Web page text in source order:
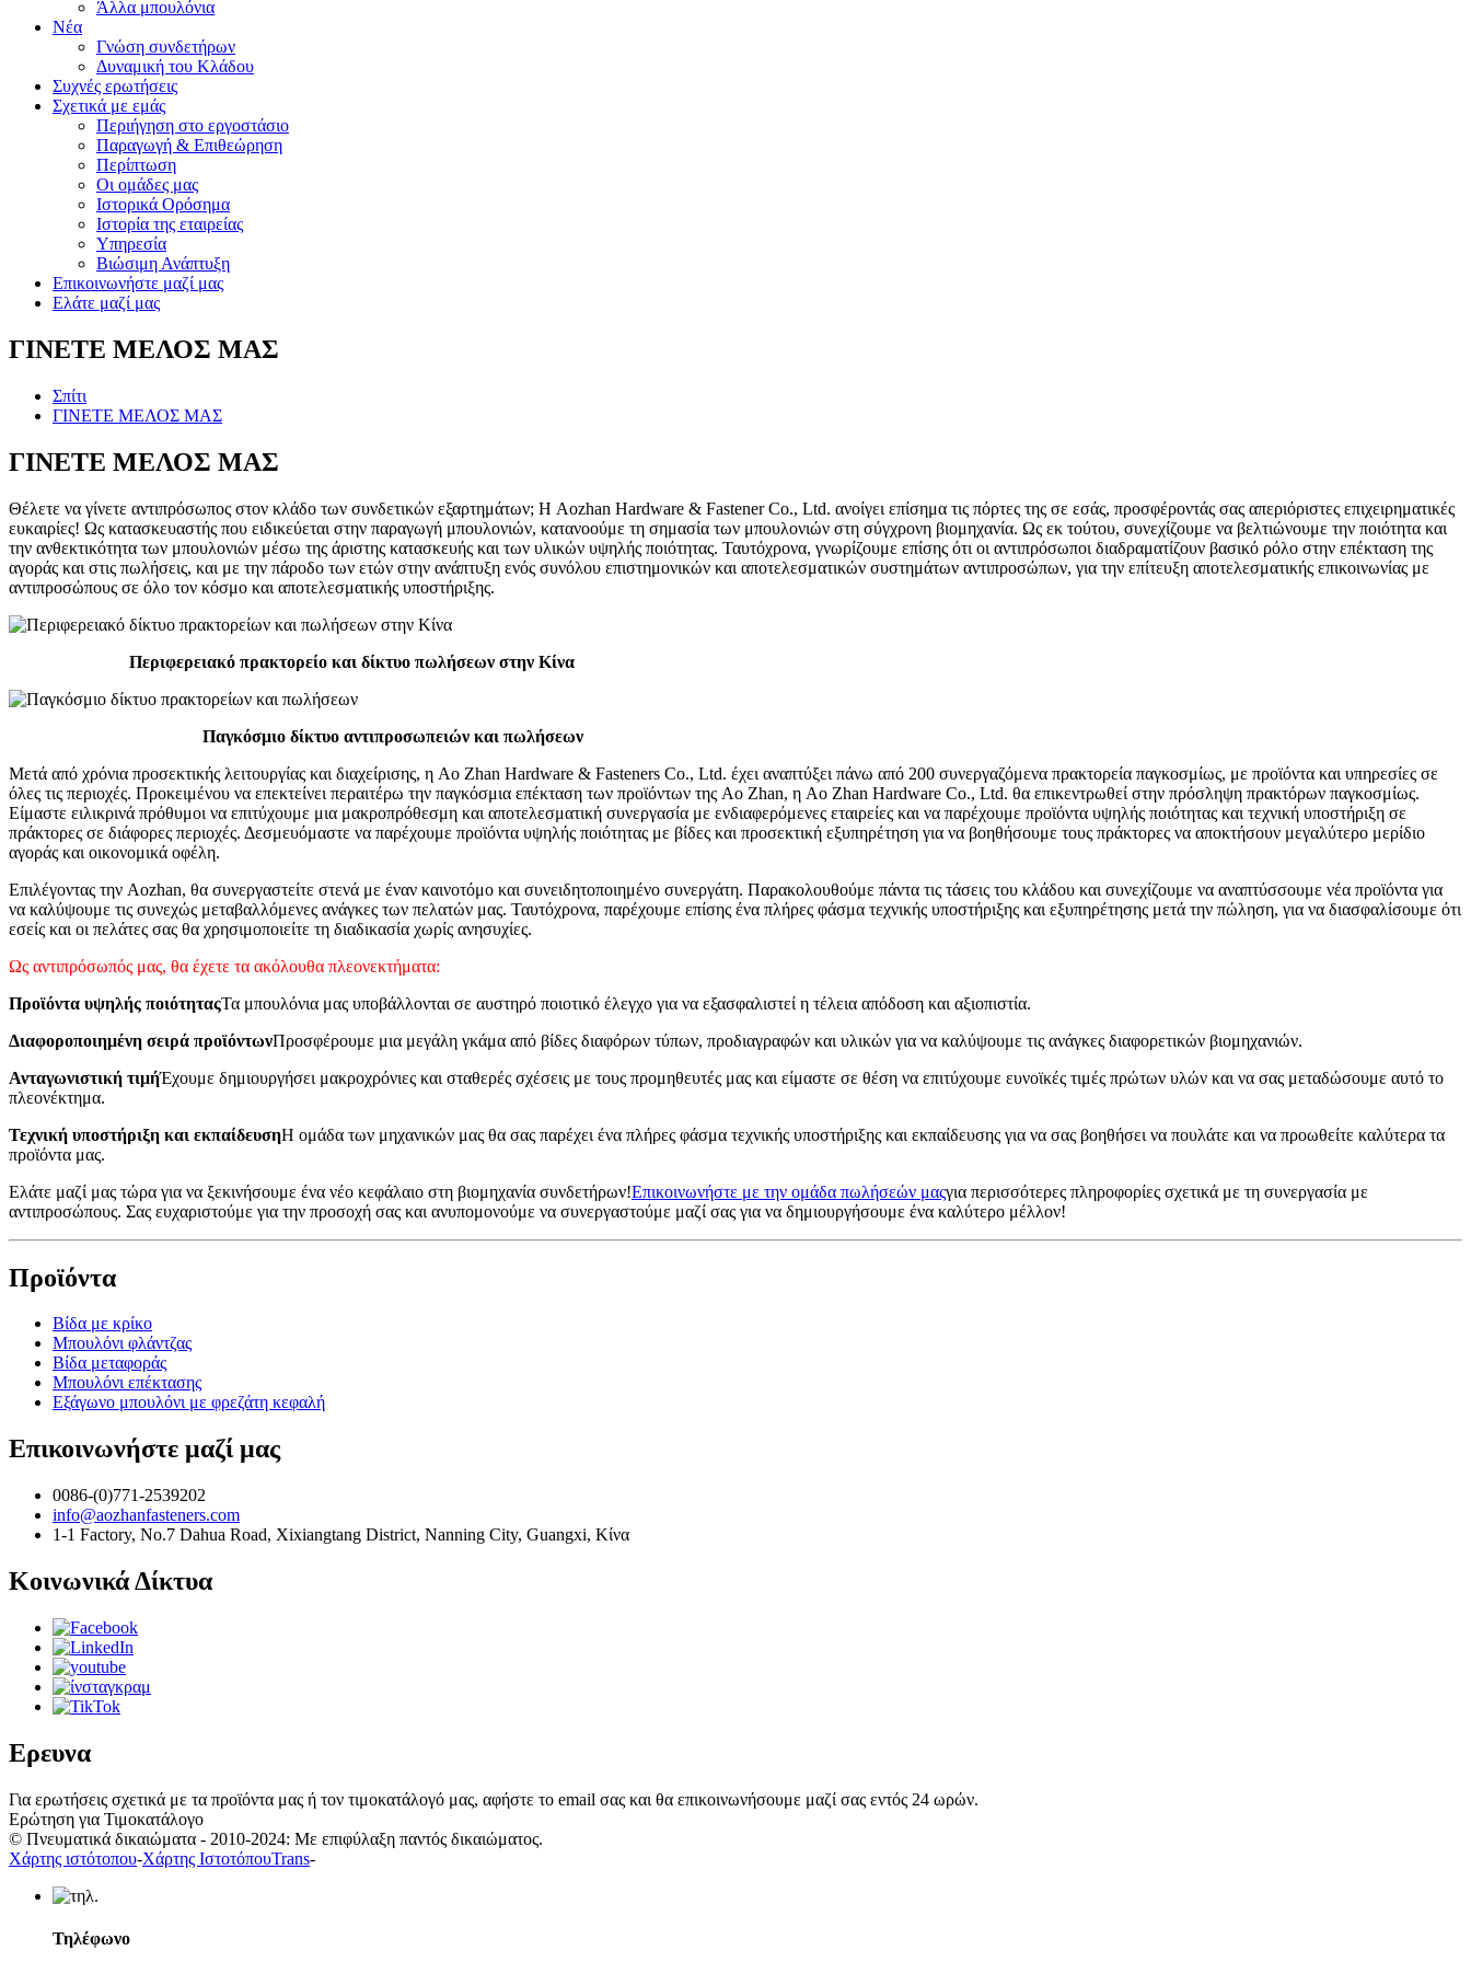
Άλλα μπουλόνια
Νέα
Γνώση συνδετήρων
Δυναμική του Κλάδου
Συχνές ερωτήσεις
Σχετικά με εμάς
Περιήγηση στο εργοστάσιο
Παραγωγή & Επιθεώρηση
Περίπτωση
Οι ομάδες μας
Ιστορικά Ορόσημα
Ιστορία της εταιρείας
Υπηρεσία
Βιώσιμη Ανάπτυξη
Επικοινωνήστε μαζί μας
Ελάτε μαζί μας
ΓΙΝΕΤΕ ΜΕΛΟΣ ΜΑΣ
Σπίτι
ΓΙΝΕΤΕ ΜΕΛΟΣ ΜΑΣ
ΓΙΝΕΤΕ ΜΕΛΟΣ ΜΑΣ
Θέλετε να γίνετε αντιπρόσωπος στον κλάδο των συνδετικών εξαρτημάτων; Η Aozhan Hardware & Fastener Co., Ltd. ανοίγει επίσημα τις πόρτες της σε εσάς, προσφέροντάς σας απεριόριστες επιχειρηματικές
ευκαιρίες! Ως κατασκευαστής που ειδικεύεται στην παραγωγή μπουλονιών, κατανοούμε τη σημασία των μπουλονιών στη σύγχρονη βιομηχανία. Ως εκ τούτου, συνεχίζουμε να βελτιώνουμε την ποιότητα και
την ανθεκτικότητα των μπουλονιών μέσω της άριστης κατασκευής και των υλικών υψηλής ποιότητας. Ταυτόχρονα, γνωρίζουμε επίσης ότι οι αντιπρόσωποι διαδραματίζουν βασικό ρόλο στην επέκταση της
αγοράς και στις πωλήσεις, και με την πάροδο των ετών στην ανάπτυξη ενός συνόλου επιστημονικών και αποτελεσματικών συστημάτων αντιπροσώπων, για την επίτευξη αποτελεσματικής επικοινωνίας με
αντιπροσώπους σε όλο τον κόσμο και αποτελεσματικής υποστήριξης.
Περιφερειακό πρακτορείο και δίκτυο πωλήσεων στην Κίνα
Παγκόσμιο δίκτυο αντιπροσωπειών και πωλήσεων
Μετά από χρόνια προσεκτικής λειτουργίας και διαχείρισης, η Ao Zhan Hardware & Fasteners Co., Ltd. έχει αναπτύξει πάνω από 200 συνεργαζόμενα πρακτορεία παγκοσμίως, με προϊόντα και υπηρεσίες σε
όλες τις περιοχές. Προκειμένου να επεκτείνει περαιτέρω την παγκόσμια επέκταση των προϊόντων της Ao Zhan, η Ao Zhan Hardware Co., Ltd. θα επικεντρωθεί στην πρόσληψη πρακτόρων παγκοσμίως.
Είμαστε ειλικρινά πρόθυμοι να επιτύχουμε μια μακροπρόθεσμη και αποτελεσματική συνεργασία με ενδιαφερόμενες εταιρείες και να παρέχουμε προϊόντα υψηλής ποιότητας και τεχνική υποστήριξη σε
πράκτορες σε διάφορες περιοχές. Δεσμευόμαστε να παρέχουμε προϊόντα υψηλής ποιότητας με βίδες και προσεκτική εξυπηρέτηση για να βοηθήσουμε τους πράκτορες να αποκτήσουν μεγαλύτερο μερίδιο
αγοράς και οικονομικά οφέλη.
Επιλέγοντας την Aozhan, θα συνεργαστείτε στενά με έναν καινοτόμο και συνειδητοποιημένο συνεργάτη. Παρακολουθούμε πάντα τις τάσεις του κλάδου και συνεχίζουμε να αναπτύσσουμε νέα προϊόντα για
να καλύψουμε τις συνεχώς μεταβαλλόμενες ανάγκες των πελατών μας. Ταυτόχρονα, παρέχουμε επίσης ένα πλήρες φάσμα τεχνικής υποστήριξης και εξυπηρέτησης μετά την πώληση, για να διασφαλίσουμε ότι
εσείς και οι πελάτες σας θα χρησιμοποιείτε τη διαδικασία χωρίς ανησυχίες.
Ως αντιπρόσωπός μας, θα έχετε τα ακόλουθα πλεονεκτήματα:
Προϊόντα υψηλής ποιότηταςΤα μπουλόνια μας υποβάλλονται σε αυστηρό ποιοτικό έλεγχο για να εξασφαλιστεί η τέλεια απόδοση και αξιοπιστία.
Διαφοροποιημένη σειρά προϊόντωνΠροσφέρουμε μια μεγάλη γκάμα από βίδες διαφόρων τύπων, προδιαγραφών και υλικών για να καλύψουμε τις ανάγκες διαφορετικών βιομηχανιών.
Ανταγωνιστική τιμήΈχουμε δημιουργήσει μακροχρόνιες και σταθερές σχέσεις με τους προμηθευτές μας και είμαστε σε θέση να επιτύχουμε ευνοϊκές τιμές πρώτων υλών και να σας μεταδώσουμε αυτό το
πλεονέκτημα.
Τεχνική υποστήριξη και εκπαίδευσηΗ ομάδα των μηχανικών μας θα σας παρέχει ένα πλήρες φάσμα τεχνικής υποστήριξης και εκπαίδευσης για να σας βοηθήσει να πουλάτε και να προωθείτε καλύτερα τα
προϊόντα μας.
Ελάτε μαζί μας τώρα για να ξεκινήσουμε ένα νέο κεφάλαιο στη βιομηχανία συνδετήρων!Επικοινωνήστε με την ομάδα πωλήσεών μαςγια περισσότερες πληροφορίες σχετικά με τη συνεργασία με
αντιπροσώπους. Σας ευχαριστούμε για την προσοχή σας και ανυπομονούμε να συνεργαστούμε μαζί σας για να δημιουργήσουμε ένα καλύτερο μέλλον!
Προϊόντα
Βίδα με κρίκο
Μπουλόνι φλάντζας
Βίδα μεταφοράς
Μπουλόνι επέκτασης
Εξάγωνο μπουλόνι με φρεζάτη κεφαλή
Επικοινωνήστε μαζί μας
0086-(0)771-2539202
info@aozhanfasteners.com
1-1 Factory, No.7 Dahua Road, Xixiangtang District, Nanning City, Guangxi, Κίνα
Κοινωνικά Δίκτυα
Ερευνα
Για ερωτήσεις σχετικά με τα προϊόντα μας ή τον τιμοκατάλογό μας, αφήστε το email σας και θα επικοινωνήσουμε μαζί σας εντός 24 ωρών.
Ερώτηση για Τιμοκατάλογο
© Πνευματικά δικαιώματα - 2010-2024: Με επιφύλαξη παντός δικαιώματος.
Χάρτης ιστότοπου-Χάρτης ΙστοτόπουTrans-
Τηλέφωνο